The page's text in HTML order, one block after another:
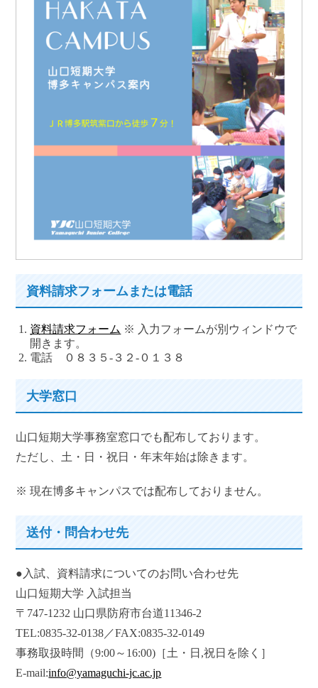
資料請求フォームまたは電話
資料請求フォーム ※ 入力フォームが別ウィンドウで
開きます。
電話 ０８３５-３２-０１３８
大学窓口
山口短期大学事務室窓口でも配布しております。
ただし、土・日・祝日・年末年始は除きます。
※ 現在博多キャンパスでは配布しておりません。
送付・問合わせ先
●入試、資料請求についてのお問い合わせ先
山口短期大学 入試担当
〒747-1232 山口県防府市台道11346-2
TEL:0835-32-0138／FAX:0835-32-0149
事務取扱時間（9:00～16:00)［土・日,祝日を除く］
E-mail:info@yamaguchi-jc.ac.jp